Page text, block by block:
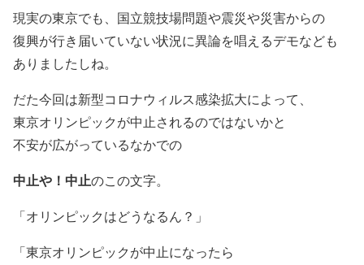
現実の東京でも、国立競技場問題や震災や災害からの
復興が行き届いていない状況に異論を唱えるデモなども
ありましたしね。
だた今回は新型コロナウィルス感染拡大によって、
東京オリンピックが中止されるのではないかと
不安が広がっているなかでの
中止や！中止のこの文字。
「オリンピックはどうなるん？」
「東京オリンピックが中止になったら